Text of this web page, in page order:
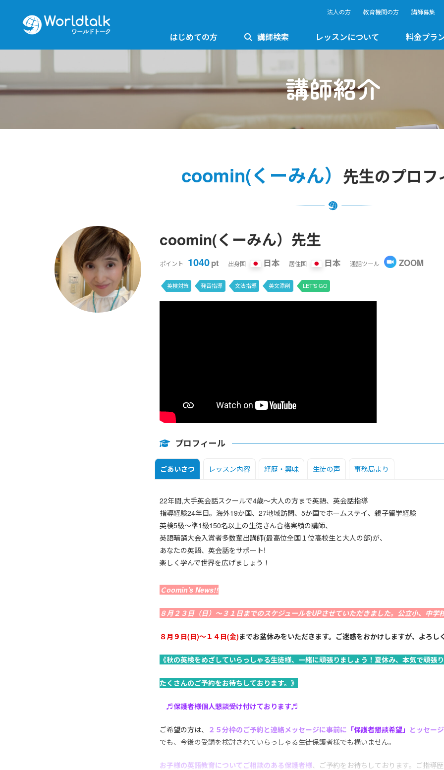
法人の方 教育機関の方 講師募集
はじめての方 講師検索 レッスンについて 料金プラ
講師紹介
coomin(くーみん） 先生のプロフ
coomin(くーみん）先生
ポイント 1040pt 出身国 日本 居住国 日本 通話ツール ZOOM
英検対策 発音指導 文法指導 英文添削 LET'S GO
プロフィール
ごあいさつ レッスン内容 経歴・興味 生徒の声 事務局より
22年間,大手英会話スクールで4歳～大人の方まで英語、英会話指導
指導経験24年目。海外19か国、27地域訪問、5か国でホームステイ、親子留学経験
英検5級～準1級150名以上の生徒さん合格実績の講師、
英語暗誦大会入賞者多数輩出講師(最高位全国１位高校生と大人の部)が、
あなたの英語、英会話をサポート!
楽しく学んで世界を広げましょう！
Ｃoomin's News!!
８月２３日（日）～３１日までのスケジュールをUPさせていただきました。公立小、中学
８月９日(日)～１４日(金)までお盆休みをいただきます。ご迷惑をおかけしますが、よろし
《秋の英検をめざしていらっしゃる生徒様、一緒に頑張りましょう！夏休み、本気で頑張
たくさんのご予約をお待ちしております。》
♬保護者様個人懇談受け付けております♬
ご希望の方は、 ２５分枠のご予約と連絡メッセージに事前に 「保護者懇談希望」 とッセー
でも、今後の受講を検討されていらっしゃる生徒保護者様でも構いません。
お子様の英語教育についてご相談のある保護者様、ご予約をお待ちしております。ご指導